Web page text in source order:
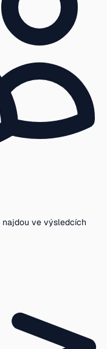
ve výsledcích